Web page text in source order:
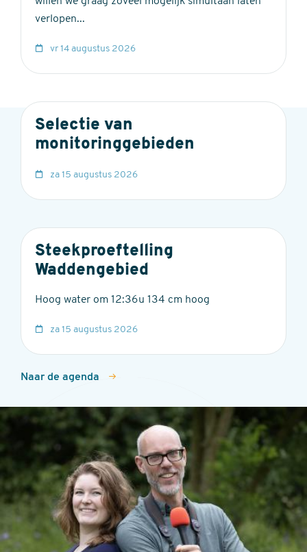
verlopen...
vr 14 augustus 2026
Selectie van
monitoringgebieden
za 15 augustus 2026
Steekproeftelling
Waddengebied
Hoog water om 12:36u 134 cm hoog
za 15 augustus 2026
Naar de agenda